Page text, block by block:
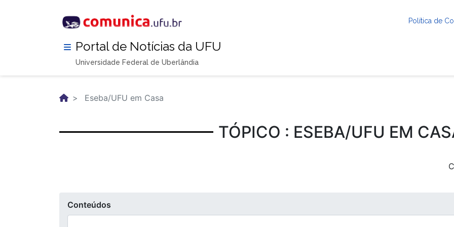
Política de
Portal de Notícias da UFU
Universidade Federal de Uberlândia
Eseba/UFU em Casa
TÓPICO : ESEBA/UFU EM
Conteúdos